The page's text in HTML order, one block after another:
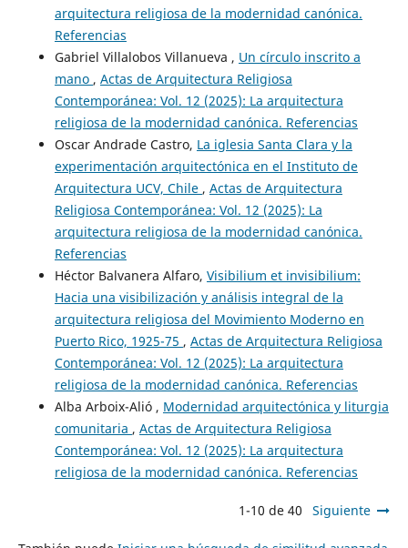
arquitectura religiosa de la modernidad canónica.
Referencias
Gabriel Villalobos Villanueva , Un círculo inscrito a
mano , Actas de Arquitectura Religiosa
Contemporánea: Vol. 12 (2025): La arquitectura
religiosa de la modernidad canónica. Referencias
Oscar Andrade Castro, La iglesia Santa Clara y la
experimentación arquitectónica en el Instituto de
Arquitectura UCV, Chile , Actas de Arquitectura
Religiosa Contemporánea: Vol. 12 (2025): La
arquitectura religiosa de la modernidad canónica.
Referencias
Héctor Balvanera Alfaro, Visibilium et invisibilium:
Hacia una visibilización y análisis integral de la
arquitectura religiosa del Movimiento Moderno en
Puerto Rico, 1925-75 , Actas de Arquitectura Religiosa
Contemporánea: Vol. 12 (2025): La arquitectura
religiosa de la modernidad canónica. Referencias
Alba Arboix-Alió , Modernidad arquitectónica y liturgia
comunitaria , Actas de Arquitectura Religiosa
Contemporánea: Vol. 12 (2025): La arquitectura
religiosa de la modernidad canónica. Referencias
1-10 de 40 Siguiente